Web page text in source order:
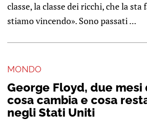
classe, la classe dei ricchi, che la sta
stiamo vincendo». Sono passati ...
MONDO
George Floyd, due mesi
cosa cambia e cosa
negli Stati Uniti